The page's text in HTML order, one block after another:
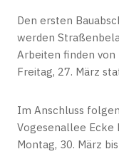
Den ersten
werden
Arbeiten finden von
Freitag, 27. März
Im Anschluss
Vogesenallee Ecke
Montag, 30. März